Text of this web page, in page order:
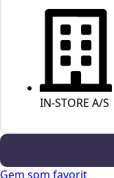
IN-STORE A/S
Gem som favorit